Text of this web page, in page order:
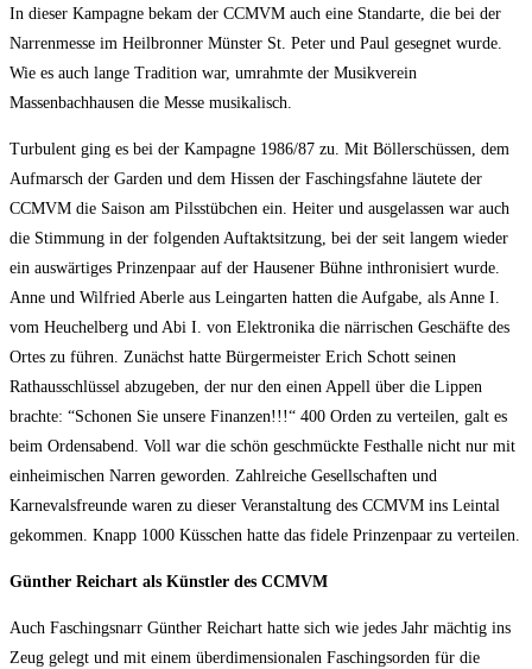
In dieser Kampagne bekam der CCMVM auch eine Standarte, die bei der
Narrenmesse im Heilbronner Münster St. Peter und Paul gesegnet wurde.
Wie es auch lange Tradition war, umrahmte der Musikverein
Massenbachhausen die Messe musikalisch.
Turbulent ging es bei der Kampagne 1986/87 zu. Mit Böllerschüssen, dem
Aufmarsch der Garden und dem Hissen der Faschingsfahne läutete der
CCMVM die Saison am Pilsstübchen ein. Heiter und ausgelassen war auch
die Stimmung in der folgenden Auftaktsitzung, bei der seit langem wieder
ein auswärtiges Prinzenpaar auf der Hausener Bühne inthronisiert wurde.
Anne und Wilfried Aberle aus Leingarten hatten die Aufgabe, als Anne I.
vom Heuchelberg und Abi I. von Elektronika die närrischen Geschäfte des
Ortes zu führen. Zunächst hatte Bürgermeister Erich Schott seinen
Rathausschlüssel abzugeben, der nur den einen Appell über die Lippen
brachte: “Schonen Sie unsere Finanzen!!!“ 400 Orden zu verteilen, galt es
beim Ordensabend. Voll war die schön geschmückte Festhalle nicht nur mit
einheimischen Narren geworden. Zahlreiche Gesellschaften und
Karnevalsfreunde waren zu dieser Veranstaltung des CCMVM ins Leintal
gekommen. Knapp 1000 Küsschen hatte das fidele Prinzenpaar zu verteilen.
Günther Reichart als Künstler des CCMVM
Auch Faschingsnarr Günther Reichart hatte sich wie jedes Jahr mächtig ins
Zeug gelegt und mit einem überdimensionalen Faschingsorden für die